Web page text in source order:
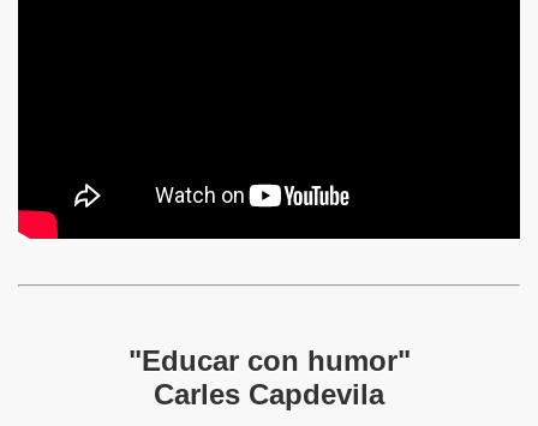
"Educar con humor"
Carles Capdevila